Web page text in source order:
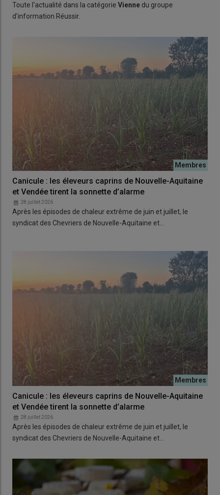
Toute l'actualité dans la catégorie Vienne du groupe
d'information Réussir.
Canicule : les éleveurs caprins de Nouvelle-Aquitaine
et Vendée tirent la sonnette d’alarme
28 juillet 2026
Après les épisodes de chaleur extrême de juin et juillet, le
syndicat des Chevriers de Nouvelle-Aquitaine et…
Canicule : les éleveurs caprins de Nouvelle-Aquitaine
et Vendée tirent la sonnette d’alarme
28 juillet 2026
Après les épisodes de chaleur extrême de juin et juillet, le
syndicat des Chevriers de Nouvelle-Aquitaine et…